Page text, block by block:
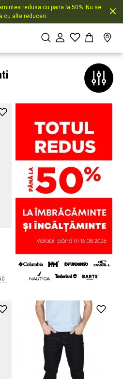
redusa cu pana la 50%. Nu se
cu alte reduceri.